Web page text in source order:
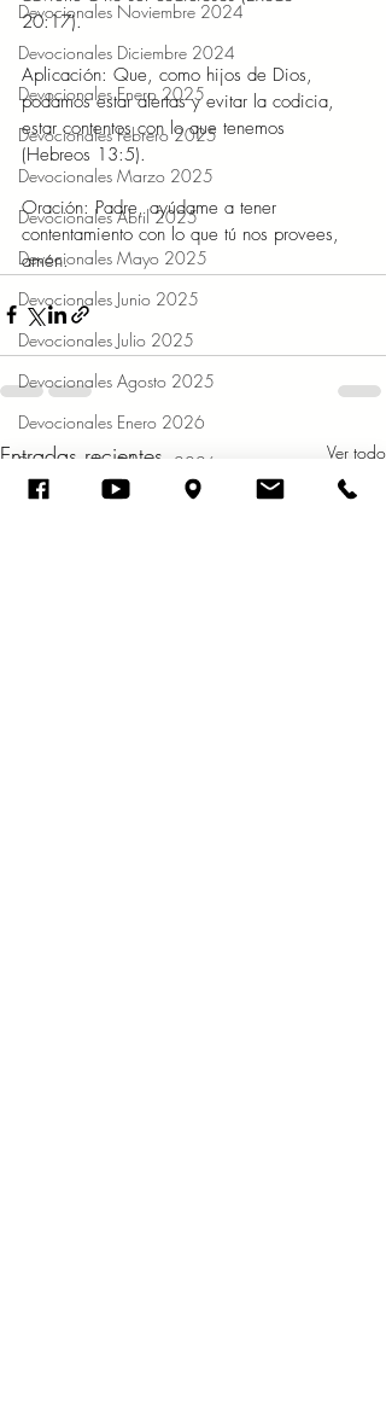
Devocionales Noviembre 2024
Devocionales Diciembre 2024
Devocionales Enero 2025
Devocionales Febrero 2025
Devocionales Marzo 2025
Devocionales Abril 2025
Devocionales Mayo 2025
Devocionales Junio 2025
Devocionales Julio 2025
Devocionales Agosto 2025
Devocionales Enero 2026
Devocionales Febrero 2026
Devocionales Marzo 2026
20:17).
Aplicación: Que, como hijos de Dios,
podamos estar alertas y evitar la codicia,
estar contentos con lo que tenemos
(Hebreos 13:5).
Oración: Padre, ayúdame a tener
contentamiento con lo que tú nos provees,
amén.
Entradas recientes Ver todo